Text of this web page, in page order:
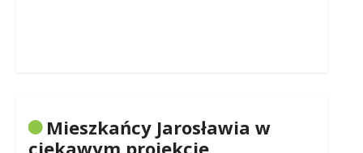
Mieszkańcy Jarosławia w
ciekawym projekcie